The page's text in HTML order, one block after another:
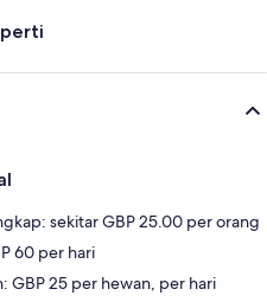
sekitar GBP 25.00 per orang
60 per hari
GBP 25 per hewan, per hari